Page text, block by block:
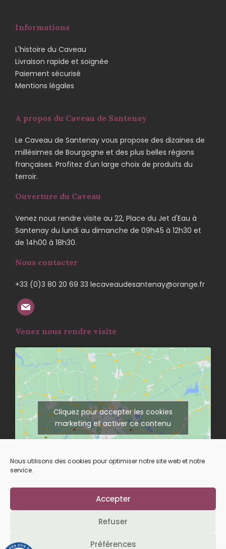
Nous utilisons des cookies pour optimiser notre site web et notre
service.
Accepter
Refuser
Préférences
Informations
L'histoire du Caveau
Livraison rapide et soignée
Paiement sécurisé
Mentions légales
A propos du Caveau de Santenay
Le Caveau de Santenay vous propose des dizaines de
millésimes de Bourgogne et des plus belles régions
françaises. Profitez d'un large choix de produits du
terroir.
Ouverture du Caveau
Venez nous rendre visite au 22, Place du Jet d'Eau à
Santenay du lundi au dimanche de 09h45 à 12h30 et
de 14h00 à 18h30.
Nous contacter
+33 (0)3 80 20 69 33 lecaveaudesantenay@orange.fr
Venez nous rendre visite
Cliquez pour accepter les cookies
marketing et activer ce contenu
Suivez-nous sur nos réseaux